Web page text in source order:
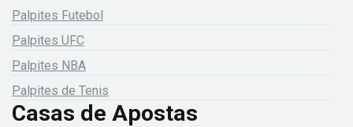
Palpites Futebol
Palpites UFC
Palpites NBA
Palpites de Tenis
Casas de Apostas